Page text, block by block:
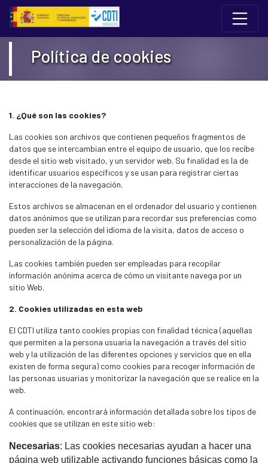
Edukiaren saltoa
12 Conferencia del Programa Marco de
Política de cookies
1. ¿Qué son las cookies?
Las cookies son archivos que contienen pequeños fragmentos de
datos que se intercambian entre el equipo de usuario, que los recibe
desde el sitio web visitado, y un servidor web. Su finalidad es la de
identificar usuarios específicos y se usan para registrar ciertas
interacciones de la navegación.
Estos archivos se almacenan en el ordenador del usuario y contienen
datos anónimos que se utilizan para recordar sus preferencias como
pueden ser la selección del idioma de la visita, datos de acceso o
personalización de la página.
Las cookies también pueden ser empleadas para recopilar
información anónima acerca de cómo un visitante navega por un
sitio Web.
2. Cookies utilizadas en esta web
El CDTI utiliza tanto cookies propias con finalidad técnica (aquellas
que permiten a la persona usuaria la navegación a través del sitio
web y la utilización de las diferentes opciones y servicios que en ella
existen de forma segura) como cookies para recoger información de
las personas usuarias y monitorizar la navegación que se realice en la
web.
A continuación, encontrará información detallada sobre los tipos de
cookies que se utilizan en este sitio web:
Necesarias: Las cookies necesarias ayudan a hacer una
página web utilizable activando funciones básicas como la